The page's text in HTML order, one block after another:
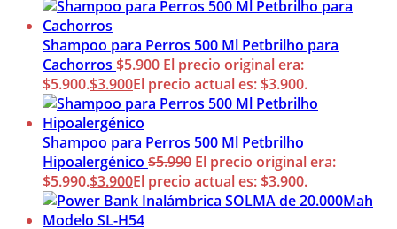
Shampoo para Perros 500 Ml Petbrilho para
Cachorros $5.900 El precio original era:
$5.900.$3.900El precio actual es: $3.900.
Shampoo para Perros 500 Ml Petbrilho
Hipoalergénico $5.990 El precio original era:
$5.990.$3.900El precio actual es: $3.900.